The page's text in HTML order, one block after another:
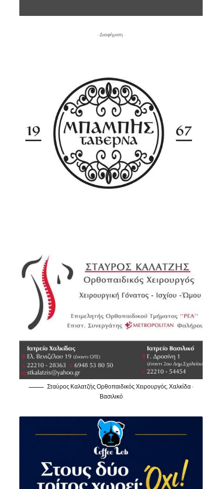
- Διαφήμιση -
Σταύρος Καλατζής Ορθοπαιδικός Χειρουργός, Χαλκίδα -
Βασιλικό